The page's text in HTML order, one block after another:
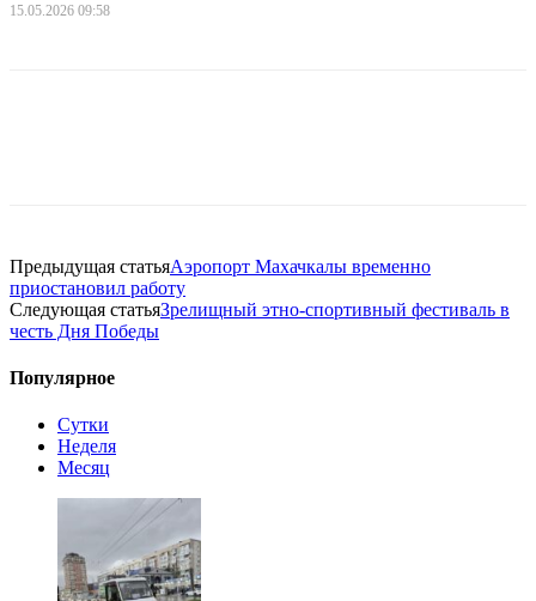
15.05.2026 09:58
Предыдущая статьяАэропорт Махачкалы временно
приостановил работу
Следующая статьяЗрелищный этно-спортивный фестиваль в
честь Дня Победы
Популярное
Сутки
Неделя
Месяц